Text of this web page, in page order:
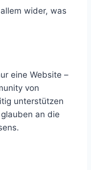
wider, was
eine Website –
von
unterstützen
an die